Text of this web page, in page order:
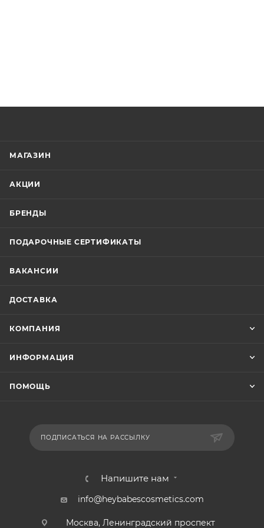
МАГАЗИН
АКЦИИ
БРЕНДЫ
ПОДАРОЧНЫЕ СЕРТИФИКАТЫ
ВАКАНСИИ
ДОСТАВКА
КОМПАНИЯ
ИНФОРМАЦИЯ
ПОМОЩЬ
ПОДПИСАТЬСЯ НА РАССЫЛКУ
Напишите нам
info@heybabescosmetics.com
Москва, Ленинградский проспект